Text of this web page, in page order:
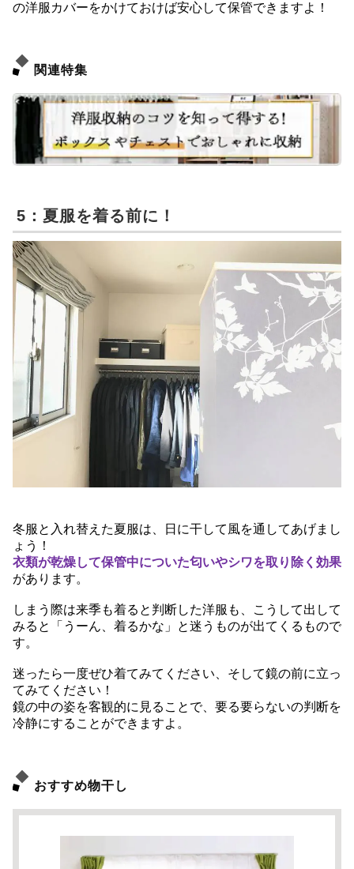
の洋服カバーをかけておけば安心して保管できますよ！
関連特集
5：夏服を着る前に！
冬服と入れ替えた夏服は、日に干して風を通してあげまし
ょう！
衣類が乾燥して保管中についた匂いやシワを取り除く効果
があります。
しまう際は来季も着ると判断した洋服も、こうして出して
みると「うーん、着るかな」と迷うものが出てくるもので
す。
迷ったら一度ぜひ着てみてください、そして鏡の前に立っ
てみてください！
鏡の中の姿を客観的に見ることで、要る要らないの判断を
冷静にすることができますよ。
おすすめ物干し